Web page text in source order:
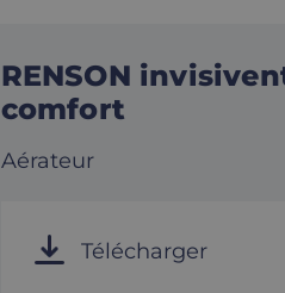
RENSON
comfort
Aérateur
Télécharger